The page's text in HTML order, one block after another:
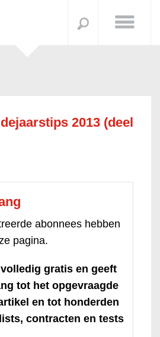
2013 (deel
abonnees hebben
pagina.
gratis en geeft
tot het opgevraagde
en tot honderden
contracten en tests